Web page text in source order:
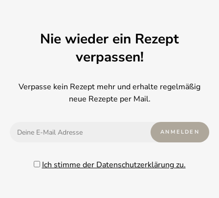
Nie wieder ein Rezept
verpassen!
Verpasse kein Rezept mehr und erhalte regelmäßig
neue Rezepte per Mail.
Ich stimme der Datenschutzerklärung zu.